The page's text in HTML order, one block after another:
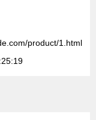
product/1.html